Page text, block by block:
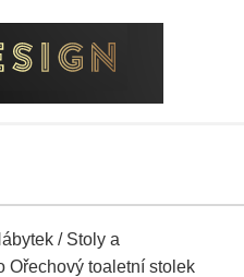
/ Stoly a
Ořechový toaletní stolek